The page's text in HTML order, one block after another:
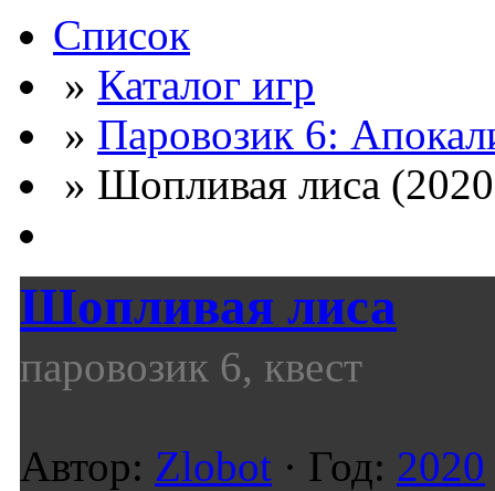
Список
» Каталог игр
» Паровозик 6:
» Шопливая лиса
Шопливая лиса
паровозик 6, квест
Автор: Zlobot · Год: 2020